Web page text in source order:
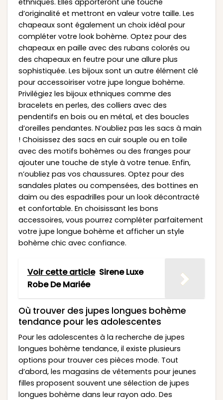
ethniques. Elles apporteront une touche
d’originalité et mettront en valeur votre taille. Les
chapeaux sont également un choix idéal pour
compléter votre look bohème. Optez pour des
chapeaux en paille avec des rubans colorés ou
des chapeaux en feutre pour une allure plus
sophistiquée. Les bijoux sont un autre élément clé
pour accessoiriser votre jupe longue bohème.
Privilégiez les bijoux ethniques comme des
bracelets en perles, des colliers avec des
pendentifs en bois ou en métal, et des boucles
d’oreilles pendantes. N’oubliez pas les sacs à main
! Choisissez des sacs en cuir souple ou en toile
avec des motifs bohèmes ou des franges pour
ajouter une touche de style à votre tenue. Enfin,
n’oubliez pas vos chaussures. Optez pour des
sandales plates ou compensées, des bottines en
daim ou des espadrilles pour un look décontracté
et confortable. En choisissant les bons
accessoires, vous pourrez compléter parfaitement
votre jupe longue bohème et afficher un style
bohème chic avec confiance.
Voir cette article Sirene Luxe
Robe De Mariée
Où trouver des jupes longues bohème
tendance pour les adolescentes
Pour les adolescentes à la recherche de jupes
longues bohème tendance, il existe plusieurs
options pour trouver ces pièces mode. Tout
d’abord, les magasins de vêtements pour jeunes
filles proposent souvent une sélection de jupes
longues bohème dans leur rayon ado. Des